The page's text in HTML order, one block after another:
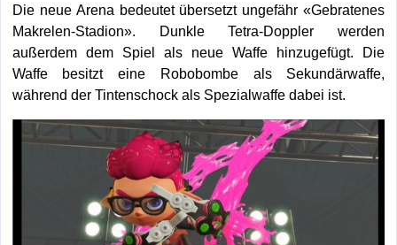
Die neue Arena bedeutet übersetzt ungefähr «Gebratenes
Makrelen-Stadion». Dunkle Tetra-Doppler werden
außerdem dem Spiel als neue Waffe hinzugefügt. Die
Waffe besitzt eine Robobombe als Sekundärwaffe,
während der Tintenschock als Spezialwaffe dabei ist.